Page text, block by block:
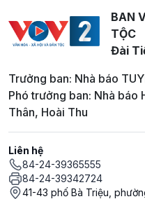
BAN
TỘC
Đài
Trưởng ban: Nhà báo
Phó trưởng ban: Nhà báo
Thân, Hoài Thu
Liên hệ
84-24-39365555
84-24-39342724
41-43 phố Bà Triệu,